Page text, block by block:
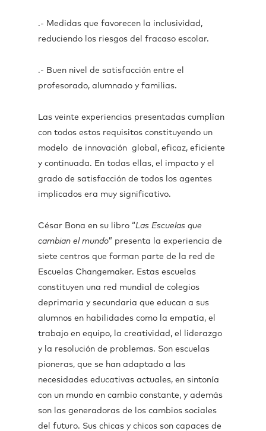
.- Medidas que favorecen la inclusividad,
reduciendo los riesgos del fracaso escolar.
.- Buen nivel de satisfacción entre el
profesorado, alumnado y familias.
Las veinte experiencias presentadas cumplían
con todos estos requisitos constituyendo un
modelo de innovación global, eficaz, eficiente
y continuada. En todas ellas, el impacto y el
grado de satisfacción de todos los agentes
implicados era muy significativo.
César Bona en su libro “Las Escuelas que
cambian el mundo” presenta la experiencia de
siete centros que forman parte de la red de
Escuelas Changemaker. Estas escuelas
constituyen una red mundial de colegios
deprimaria y secundaria que educan a sus
alumnos en habilidades como la empatía, el
trabajo en equipo, la creatividad, el liderazgo
y la resolución de problemas. Son escuelas
pioneras, que se han adaptado a las
necesidades educativas actuales, en sintonía
con un mundo en cambio constante, y además
son las generadoras de los cambios sociales
del futuro. Sus chicas y chicos son capaces de